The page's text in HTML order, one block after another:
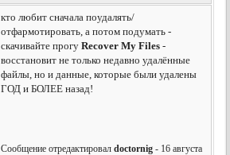
кто любит сначала поудалять/
отфармотировать, а потом подумать -
скачивайте прогуRecover My Files -
восстановит не только недавно удалённые
файлы, но и данные, которые были удалены
ГОД и БОЛЕЕ назад!
Сообщение отредактировалdoctornig - 16 августа